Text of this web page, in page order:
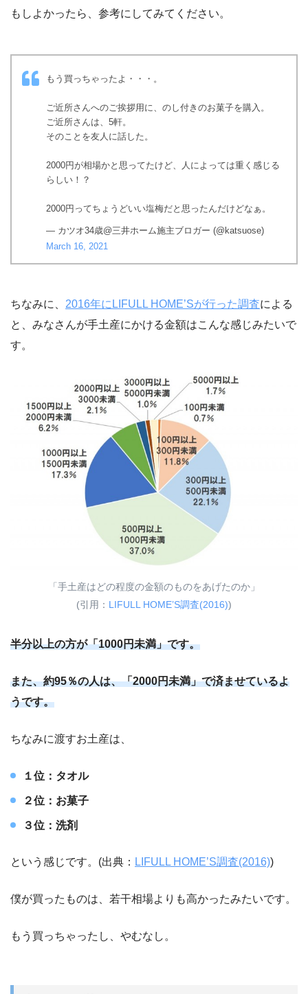
もしよかったら、参考にしてみてください。
もう買っちゃったよ・・・。
ご近所さんへのご挨拶用に、のし付きのお菓子を購入。
ご近所さんは、5軒。
そのことを友人に話した。
2000円が相場かと思ってたけど、人によっては重く感じる
らしい！？
2000円ってちょうどいい塩梅だと思ったんだけどなぁ。
— カツオ34歳@三井ホーム施主ブロガー (@katsuose)
March 16, 2021
ちなみに、 2016年にLIFULL HOME’Sが行った調査による
と、みなさんが手土産にかける金額はこんな感じみたいで
す。
「手土産はどの程度の金額のものをあげたのか」
(引用： LIFULL HOME’S調査(2016))
半分以上の方が「1000円未満」です。
また、約95％の人は、「2000円未満」で済ませているよ
うです。
ちなみに渡すお土産は、
１位：タオル
２位：お菓子
３位：洗剤
という感じです。(出典： LIFULL HOME’S調査(2016))
僕が買ったものは、若干相場よりも高かったみたいです。
もう買っちゃったし、やむなし。